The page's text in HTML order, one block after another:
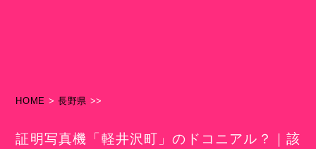
HOME > 長野県 >>
証明写真機「軽井沢町」のドコニアル？｜該